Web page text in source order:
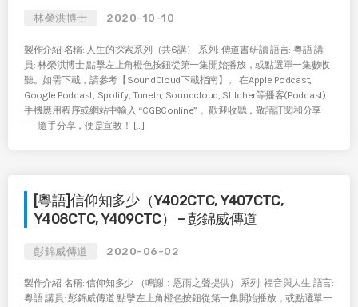
林榮洪博士 2020-10-10
製作介紹 名稱: 人生的探索系列（共6講） 系列: 傳道書研讀 語言: 粵語 講
員: 林榮洪博士 點擊左上角橙色按鈕從第一集開始播放，或點選單一集數收
聽。如需下載，請參考【SoundCloud下載指南】。 在Apple Podcast,
Google Podcast, Spotify, TuneIn, Soundcloud, Stitcher等播客(Podcast)
手機應用程序或網站中輸入 “CGBConline” 。歡迎收聽，敬請訂閱和分享
——隨手分享，便是宣教！ […]
[粵語]信仰知多少（Y402CTC, Y407CTC,
Y408CTC, Y409CTC） – 彭錦威傳道
彭錦威傳道 2020-06-02
製作介紹 名稱: 信仰知多少 （鳴謝：恩雨之聲提供） 系列: 福音與人生 語言:
粵語 講員: 彭錦威傳道 點擊左上角橙色按鈕從第一集開始播放，或點選單一